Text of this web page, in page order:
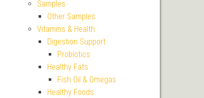
Samples
Other Samples
Vitamins & Health
Digestion Support
Probiotics
Healthy Fats
Fish Oil & Omegas
Healthy Foods